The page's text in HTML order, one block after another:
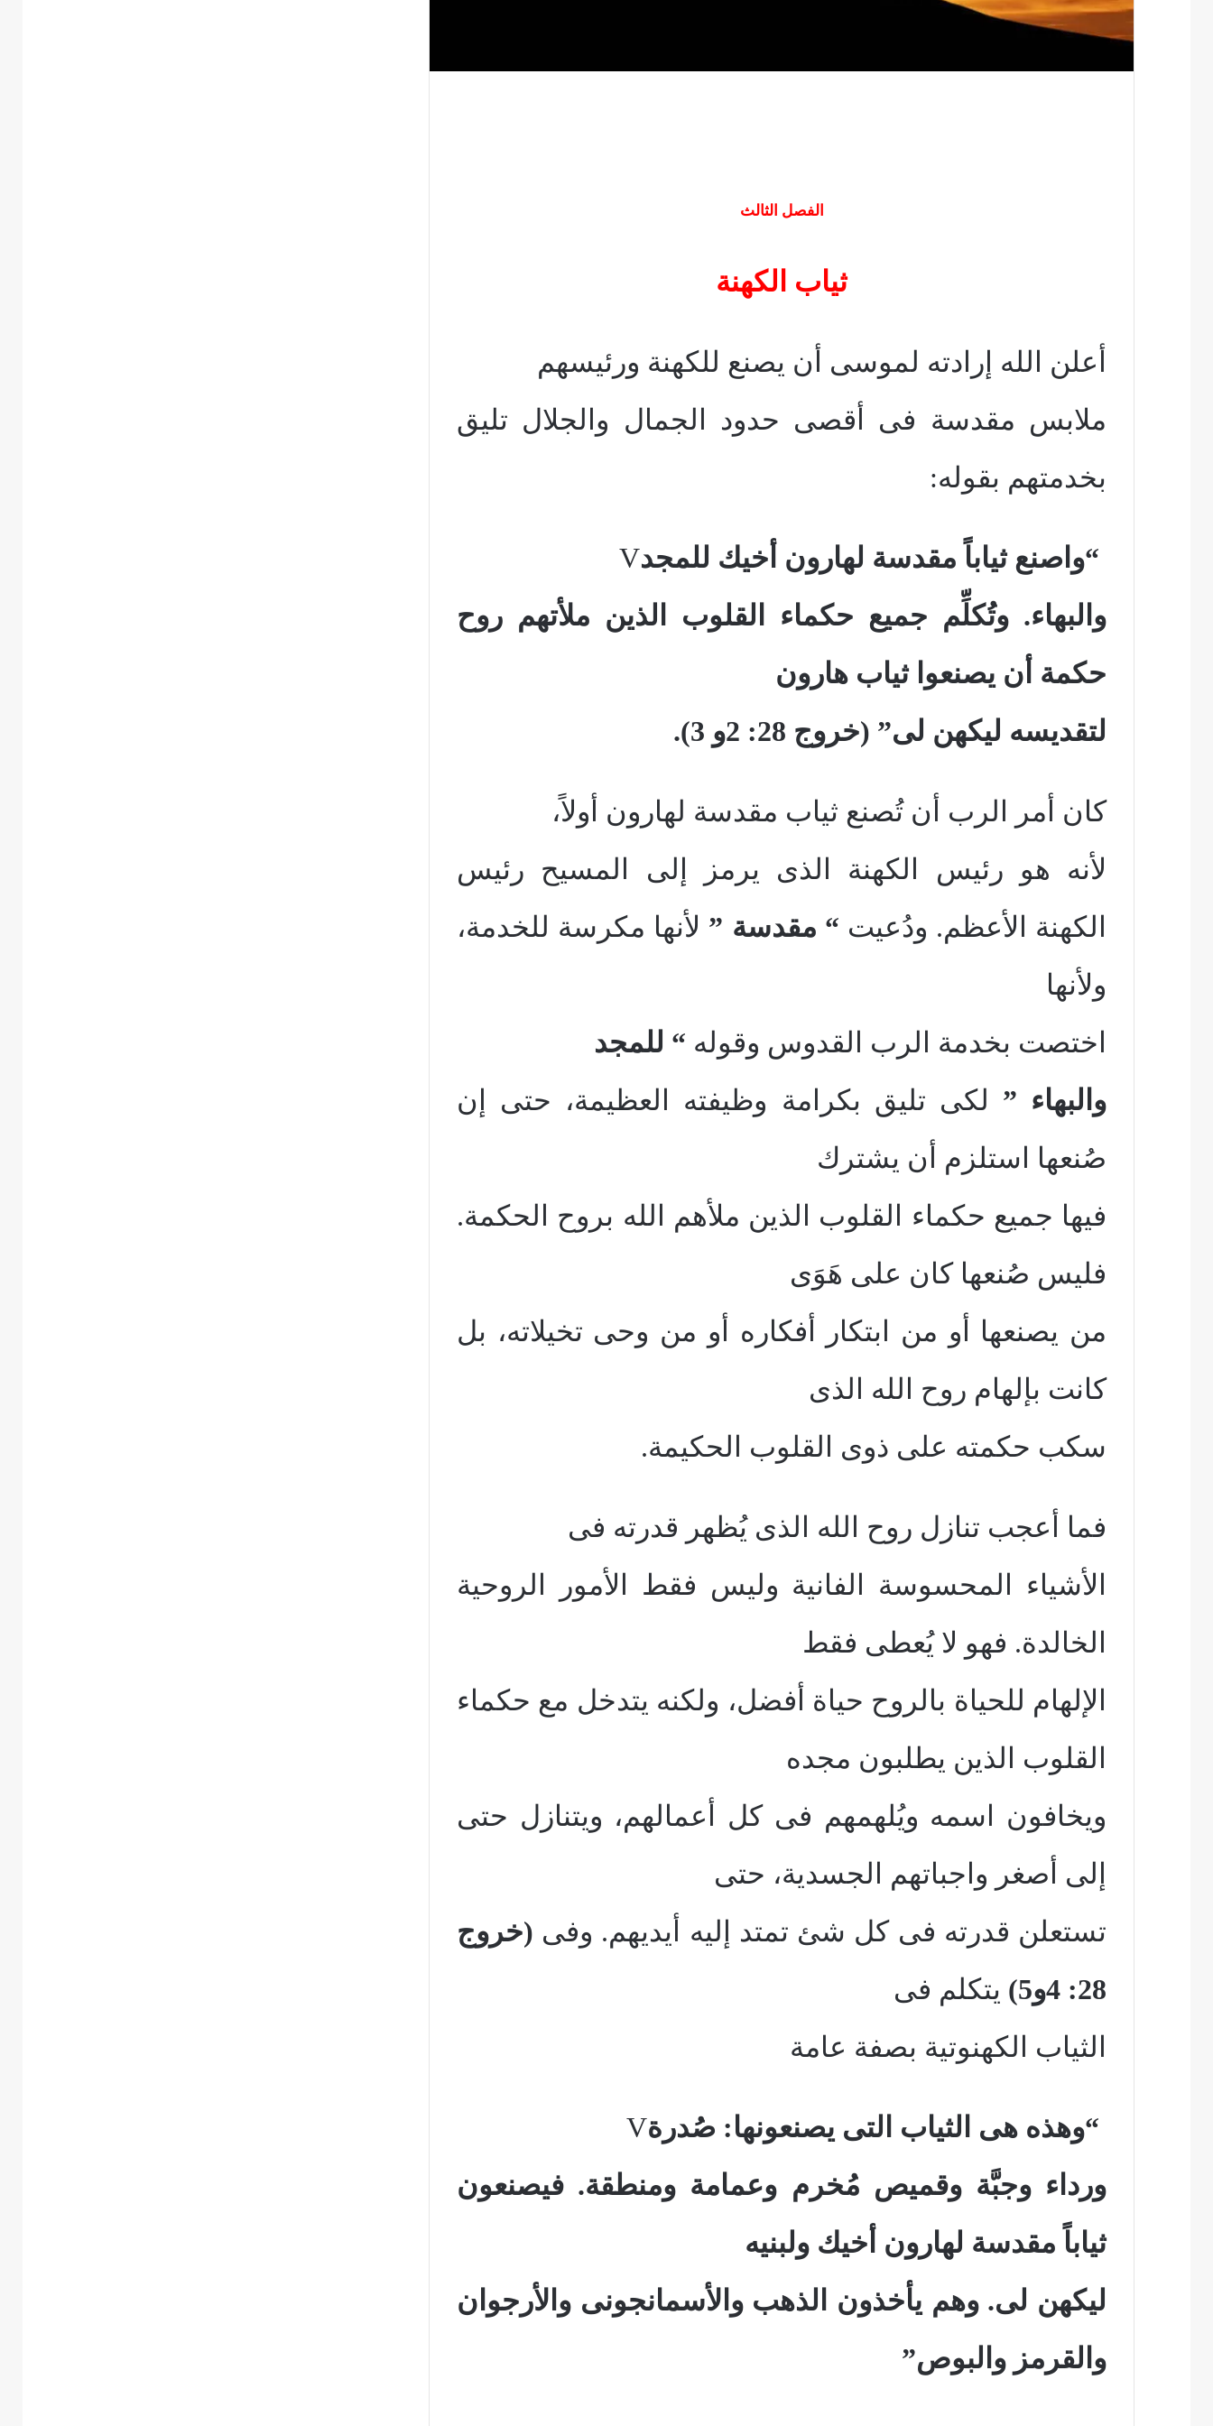
الفصل الثالث
ثياب الكهنة
أعلن الله إرادته لموسى أن يصنع للكهنة ورئيسهم
ملابس مقدسة فى أقصى حدود الجمال والجلال تليق
بخدمتهم بقوله:
V“واصنع ثياباً مقدسة لهارون أخيك للمجد
والبهاء. وتُكلِّم جميع حكماء القلوب الذين ملأتهم روح
حكمة أن يصنعوا ثياب هارون
لتقديسه ليكهن لى” (خروج 28: 2و 3).
كان أمر الرب أن تُصنع ثياب مقدسة لهارون أولاً،
لأنه هو رئيس الكهنة الذى يرمز إلى المسيح رئيس
الكهنة الأعظم. ودُعيت “ مقدسة ” لأنها مكرسة للخدمة،
ولأنها
اختصت بخدمة الرب القدوس وقوله “ للمجد
والبهاء ” لكى تليق بكرامة وظيفته العظيمة، حتى إن
صُنعها استلزم أن يشترك
فيها جميع حكماء القلوب الذين ملأهم الله بروح الحكمة.
فليس صُنعها كان على هَوَى
من يصنعها أو من ابتكار أفكاره أو من وحى تخيلاته، بل
كانت بإلهام روح الله الذى
سكب حكمته على ذوى القلوب الحكيمة.
فما أعجب تنازل روح الله الذى يُظهر قدرته فى
الأشياء المحسوسة الفانية وليس فقط الأمور الروحية
الخالدة. فهو لا يُعطى فقط
الإلهام للحياة بالروح حياة أفضل، ولكنه يتدخل مع حكماء
القلوب الذين يطلبون مجده
ويخافون اسمه ويُلهمهم فى كل أعمالهم، ويتنازل حتى
إلى أصغر واجباتهم الجسدية، حتى
تستعلن قدرته فى كل شئ تمتد إليه أيديهم. وفى (خروج
28: 4و5)
يتكلم فى
الثياب الكهنوتية بصفة عامة
V“وهذه هى الثياب التى يصنعونها: صُدرة
ورداء وجبَّة وقميص مُخرم وعمامة ومنطقة. فيصنعون
ثياباً مقدسة لهارون أخيك ولبنيه
ليكهن لى. وهم يأخذون الذهب والأسمانجونى والأرجوان
والقرمز والبوص”